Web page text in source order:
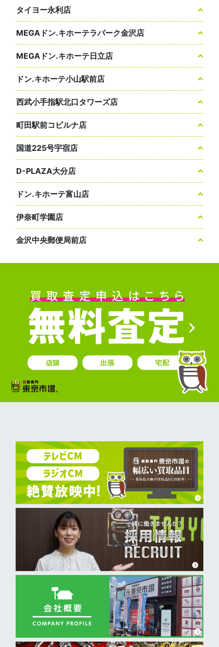
タイヨー永利店
MEGAドン.キホーテラパーク金沢店
MEGAドン.キホーテ日立店
ドン.キホーテ小山駅前店
西武小手指駅北口タワーズ店
町田駅前コビルナ店
国道225号宇宿店
D-PLAZA大分店
ドン.キホーテ富山店
伊奈町学園店
金沢中央郵便局前店